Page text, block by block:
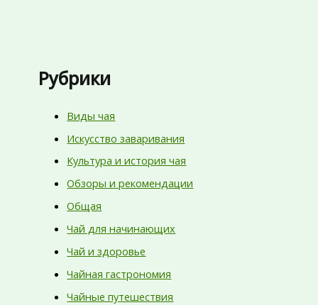
Рубрики
Виды чая
Искусство заваривания
Культура и история чая
Обзоры и рекомендации
Общая
Чай для начинающих
Чай и здоровье
Чайная гастрономия
Чайные путешествия